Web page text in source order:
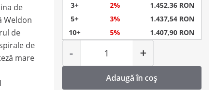
3+
2%
1.452,36 RON
5+
3%
1.437,54 RON
10+
5% 1.407,90 RON
-
Cantitate
+
Adaugă în coș
de
Weldon
de
de
mare